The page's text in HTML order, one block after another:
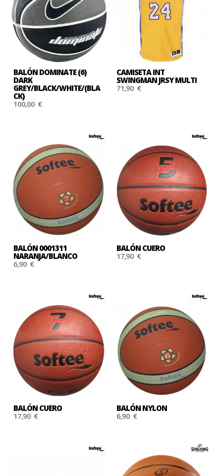
BALÓN DOMINATE (6)
DARK
GREY/BLACK/WHITE/(BLA
CK)
100,00 €
CAMISETA INT
SWINGMAN JRSY MULTI
71,90 €
BALÓN 0001311
NARANJA/BLANCO
6,90 €
BALÓN CUERO
17,90 €
BALÓN CUERO
17,90 €
BALÓN NYLON
6,90 €